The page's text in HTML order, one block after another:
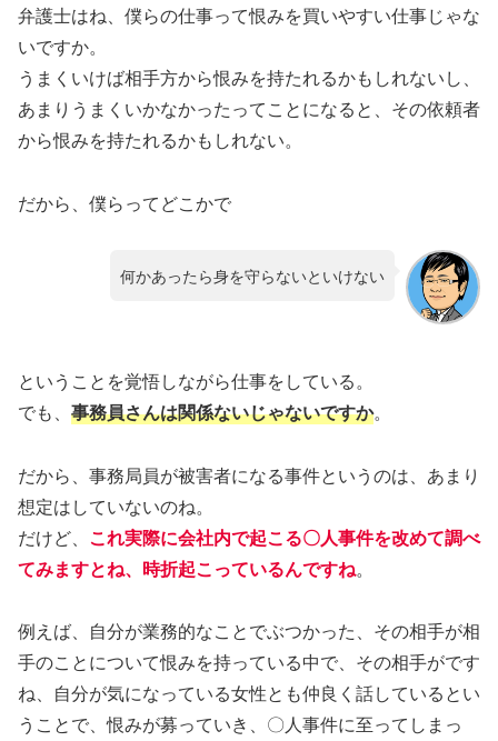
弁護士はね、僕らの仕事って恨みを買いやすい仕事じゃな
いですか。
うまくいけば相手方から恨みを持たれるかもしれないし、
あまりうまくいかなかったってことになると、その依頼者
から恨みを持たれるかもしれない。
だから、僕らってどこかで
何かあったら身を守らないといけない
ということを覚悟しながら仕事をしている。
でも、 事務員さんは関係ないじゃないですか。
だから、事務局員が被害者になる事件というのは、あまり
想定はしていないのね。
だけど、 これ実際に会社内で起こる〇人事件を改めて調べ
てみますとね、時折起こっているんですね。
例えば、自分が業務的なことでぶつかった、その相手が相
手のことについて恨みを持っている中で、その相手がです
ね、自分が気になっている女性とも仲良く話しているとい
うことで、恨みが募っていき、〇人事件に至ってしまっ